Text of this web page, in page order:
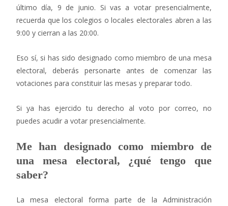
último día, 9 de junio. Si vas a votar presencialmente,
recuerda que los colegios o locales electorales abren a las
9:00 y cierran a las 20:00.
Eso sí, si has sido designado como miembro de una mesa
electoral, deberás personarte antes de comenzar las
votaciones para constituir las mesas y preparar todo.
Si ya has ejercido tu derecho al voto por correo, no
puedes acudir a votar presencialmente.
Me han designado como miembro de
una mesa electoral, ¿qué tengo que
saber?
La mesa electoral forma parte de la Administración